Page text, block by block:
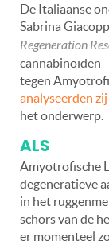
De Italiaanse
Sabrina
Regeneration
cannabinoïden
tegen
analyseerden zij
het onderwerp.
ALS
Amyotrofische
degeneratieve
in het
schors van de
er momenteel